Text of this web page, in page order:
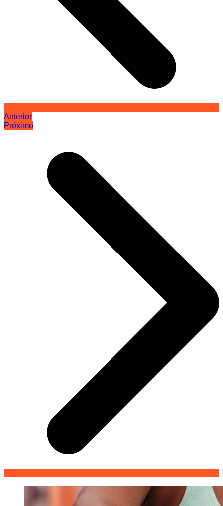
Anterior
Próximo